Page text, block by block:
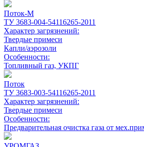
Поток-М
ТУ 3683-004-54116265-2011
Характер загрязнений:
Твердые примеси
Капли/аэрозоли
Особенности:
Топливный газ, УКПГ
Поток
ТУ 3683-003-54116265-2011
Характер загрязнений:
Твердые примеси
Особенности:
Предварительная очистка газа от